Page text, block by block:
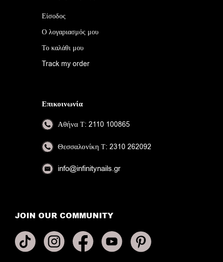
Είσοδος
Ο λογαριασμός μου
Το καλάθι μου
Track my order
Επικοινωνία
ΑθήναΤ: 2110 100865
ΘεσσαλονίκηΤ: 2310 262092
info@infinitynails.gr
JOIN OUR COMMUNITY